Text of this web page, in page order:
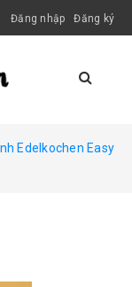
Đăng nhập Đăng ký
Edelkochen Easy